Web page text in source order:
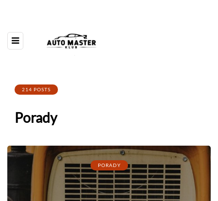
214 POSTS
Porady
PORADY